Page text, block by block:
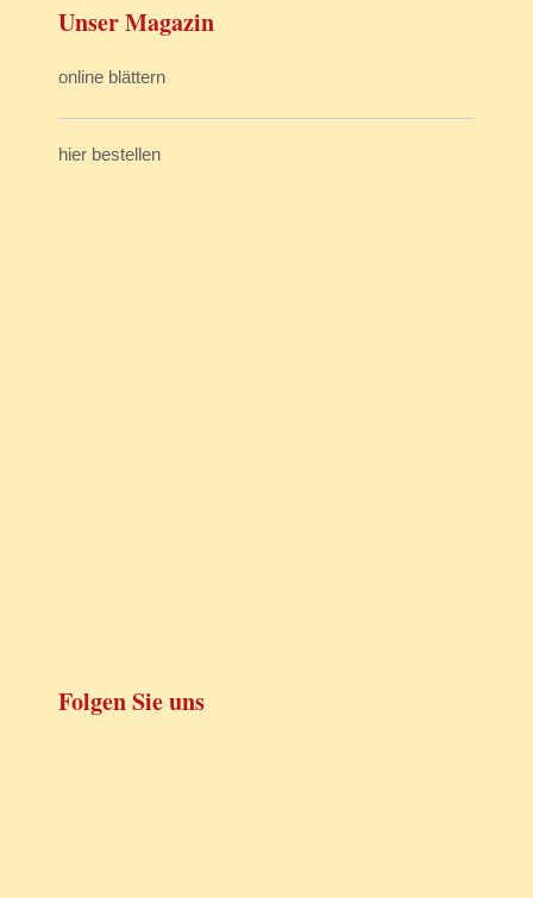
Unser Magazin
online blättern
hier bestellen
Folgen Sie uns